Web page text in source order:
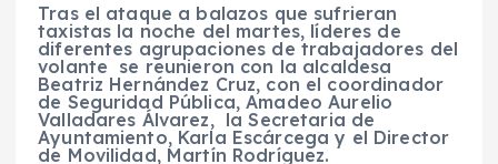
Tras el ataque a balazos que sufrieran
taxistas la noche del martes, líderes de
diferentes agrupaciones de trabajadores del
volante se reunieron con la alcaldesa
Beatriz Hernández Cruz, con el coordinador
de Seguridad Pública, Amadeo Aurelio
Valladares Álvarez, la Secretaria de
Ayuntamiento, Karla Escárcega y el Director
de Movilidad, Martín Rodríguez.